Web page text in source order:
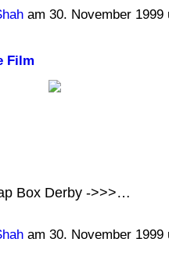
am 30. November
Film
Box Derby ->>>…
am 30. November